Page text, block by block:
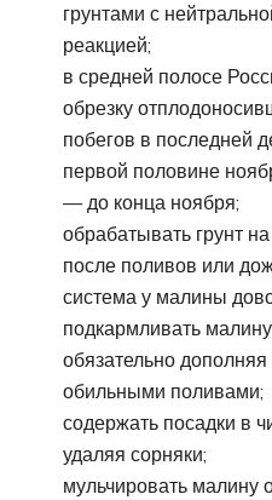
грунтами с
реакцией;
в средней полосе
обрезку
побегов в последней
первой половине
— до конца ноября;
обрабатывать грунт
после поливов или
система у малины
подкармливать
обязательно
обильными поливами;
содержать посадки в
удаляя сорняки;
мульчировать малину